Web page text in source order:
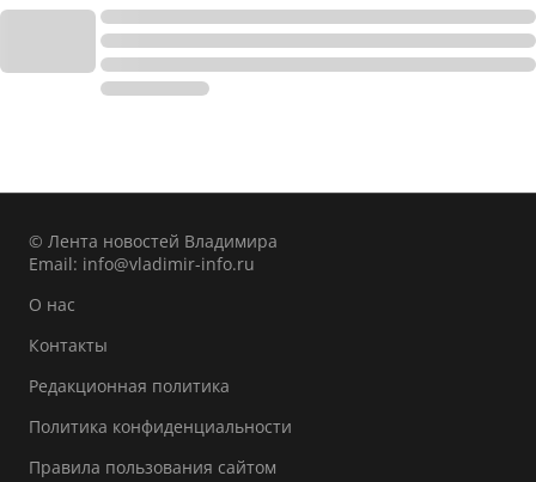
© Лента новостей Владимира
Email: info@vladimir-info.ru
О нас
Контакты
Редакционная политика
Политика конфиденциальности
Правила пользования сайтом